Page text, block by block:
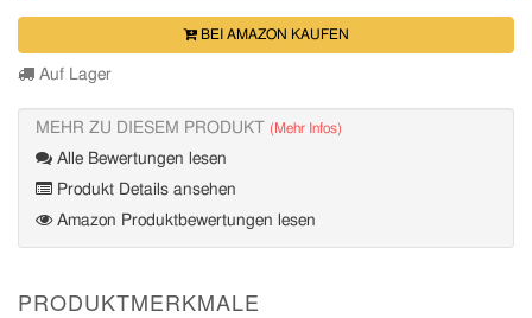
BEI AMAZON KAUFEN
Auf Lager
MEHR ZU DIESEM PRODUKT (Mehr Infos)
Alle Bewertungen lesen
Produkt Details ansehen
Amazon Produktbewertungen lesen
PRODUKTMERKMALE